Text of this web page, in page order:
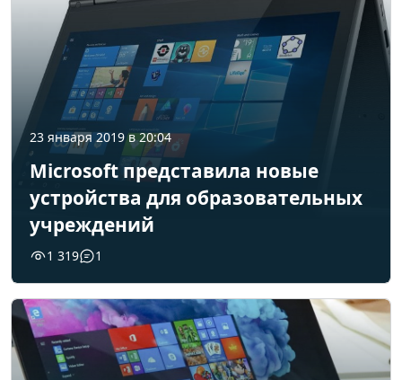
23 января 2019 в 20:04
Microsoft представила новые
устройства для образовательных
учреждений
1 319 1